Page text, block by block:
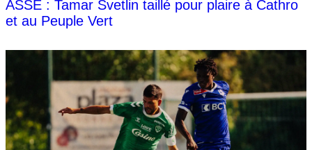
ASSE : Tamar Svetlin taillé pour plaire à Cathro
et au Peuple Vert